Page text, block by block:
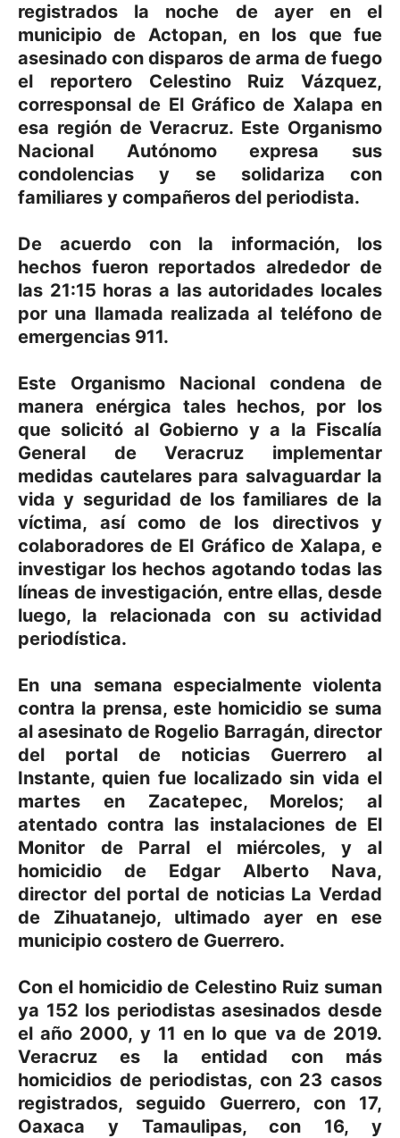
registrados la noche de ayer en el
municipio de Actopan, en los que fue
asesinado con disparos de arma de fuego
el reportero Celestino Ruiz Vázquez,
corresponsal de El Gráfico de Xalapa en
esa región de Veracruz. Este Organismo
Nacional Autónomo expresa sus
condolencias y se solidariza con
familiares y compañeros del periodista.
De acuerdo con la información, los
hechos fueron reportados alrededor de
las 21:15 horas a las autoridades locales
por una llamada realizada al teléfono de
emergencias 911.
Este Organismo Nacional condena de
manera enérgica tales hechos, por los
que solicitó al Gobierno y a la Fiscalía
General de Veracruz implementar
medidas cautelares para salvaguardar la
vida y seguridad de los familiares de la
víctima, así como de los directivos y
colaboradores de El Gráfico de Xalapa, e
investigar los hechos agotando todas las
líneas de investigación, entre ellas, desde
luego, la relacionada con su actividad
periodística.
En una semana especialmente violenta
contra la prensa, este homicidio se suma
al asesinato de Rogelio Barragán, director
del portal de noticias Guerrero al
Instante, quien fue localizado sin vida el
martes en Zacatepec, Morelos; al
atentado contra las instalaciones de El
Monitor de Parral el miércoles, y al
homicidio de Edgar Alberto Nava,
director del portal de noticias La Verdad
de Zihuatanejo, ultimado ayer en ese
municipio costero de Guerrero.
Con el homicidio de Celestino Ruiz suman
ya 152 los periodistas asesinados desde
el año 2000, y 11 en lo que va de 2019.
Veracruz es la entidad con más
homicidios de periodistas, con 23 casos
registrados, seguido Guerrero, con 17,
Oaxaca y Tamaulipas, con 16, y